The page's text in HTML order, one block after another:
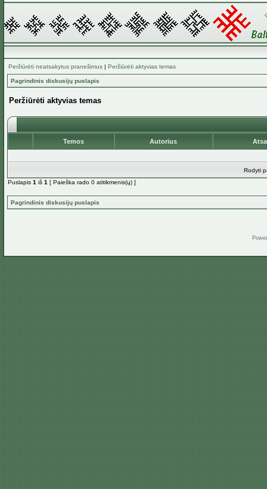
Peržiūrėti neatsakytus pranešimus | Peržiūrėti aktyvias temas
Pagrindinis diskusijų puslapis
Peržiūrėti aktyvias temas
Temos Autorius
Rodyti
Puslapis 1 iš 1 [ Paieška rado 0 atitikmenis(ų) ]
Pagrindinis diskusijų puslapis